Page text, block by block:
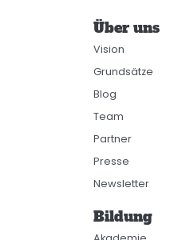
Über uns
Vision
Grundsätze
Blog
Team
Partner
Presse
Newsletter
Bildung